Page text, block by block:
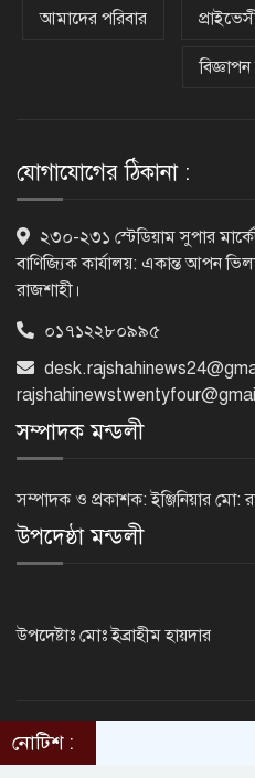
লক্ষ্য :
নগরীকে
করতে
গ্রেপ্তার-
মাদক
আমাদের পরিবার
যোগাযোগের ঠিকানা :
২৩০-২৩১ স্টেডিয়াম সুপার
বাণিজ্যিক কার্যালয়: একান্ত আপন
রাজশাহী।
০১৭১২২৮০৯৯৫
সম্পাদক মন্ডলী
সম্পাদক ও প্রকাশক: ইঞ্জিনিয়ার মো:
উপদেষ্ঠা মন্ডলী
উপদেষ্টাঃ মোঃ ইব্রাহীম হায়দার
©2014 - 2024.
Design & Developed BY
নোটিশ :